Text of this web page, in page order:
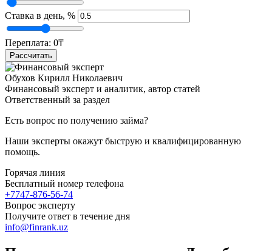
Ставка в день, %
Переплата: 0₸
Рассчитать
Обухов Кирилл Николаевич
Финансовый эксперт и аналитик, автор статей
Ответственный за раздел
Есть вопрос по получению займа?
Наши эксперты окажут быструю и квалифицированную
помощь.
Горячая линия
Бесплатный номер телефона
+7747-876-56-74
Вопрос эксперту
Получите ответ в течение дня
info@finrank.uz